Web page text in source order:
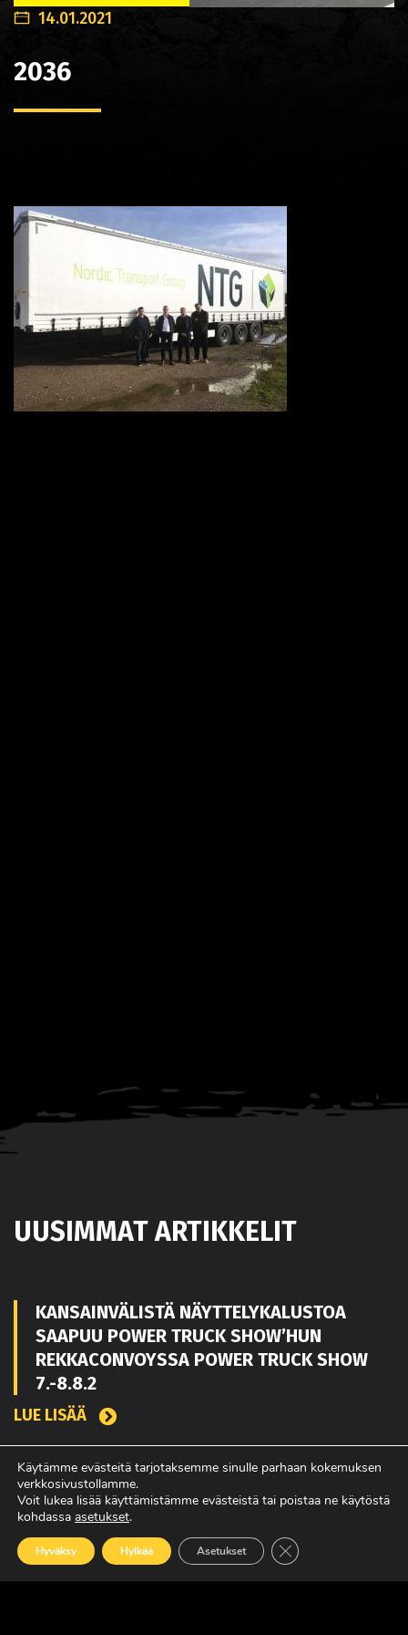
14.01.2021
2036
UUSIMMAT ARTIKKELIT
KANSAINVÄLISTÄ NÄYTTELYKALUSTOA
SAAPUU POWER TRUCK SHOW’HUN
REKKACONVOYSSA POWER TRUCK SHOW
7.-8.8.2
LUE LISÄÄ
TOUKO KAAKKO VAHVISTAMAAN MATEKON
MYYNTIÄ PIRKANMAALLA
LUE LISÄÄ
Käytämme evästeitä tarjotaksemme sinulle parhaan kokemuksen
verkkosivustollamme.
Voit lukea lisää käyttämistämme evästeistä tai poistaa ne käytöstä
kohdassa asetukset.
Hyväksy Hylkää Asetukset Sulje evästebanneri